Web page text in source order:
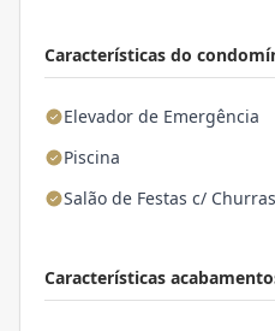
Características do
Elevador de Emergência
Piscina
Salão de Festas c/
Características